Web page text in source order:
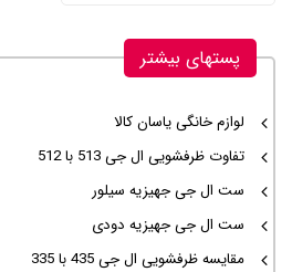
پستهای بیشتر
لوازم خانگی یاسان کالا
تفاوت ظرفشویی ال جی 513 با 512
ست ال جی جهیزیه سیلور
ست ال جی جهیزیه دودی
مقایسه ظرفشویی ال جی 435 با 335